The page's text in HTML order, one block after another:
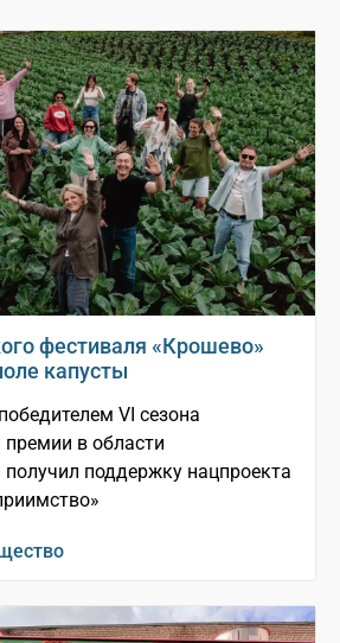
фестиваля «Крошево»
капусты
VI сезона
в области
поддержку нацпроекта